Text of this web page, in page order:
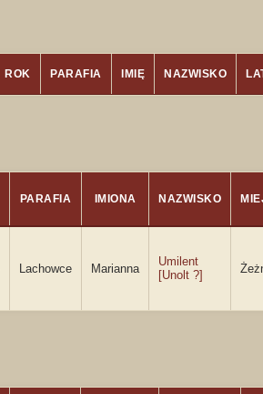
ROK PARAFIA IMIĘ NAZWISKO
PARAFIA IMIONA NAZWISKO
Lachowce Marianna
Umilent
[Unolt ?]